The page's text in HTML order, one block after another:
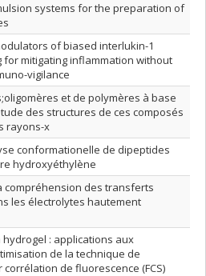
systems for the preparation of
of biased interlukin-1
for mitigating inflammation without
vigilance
et de polymères à base
des structures de ces composés
rayons-x
conformationelle de dipeptides
hydroxyéthylène
compréhension des transferts
les électrolytes hautement
: applications aux
de la technique de
de fluorescence (FCS)